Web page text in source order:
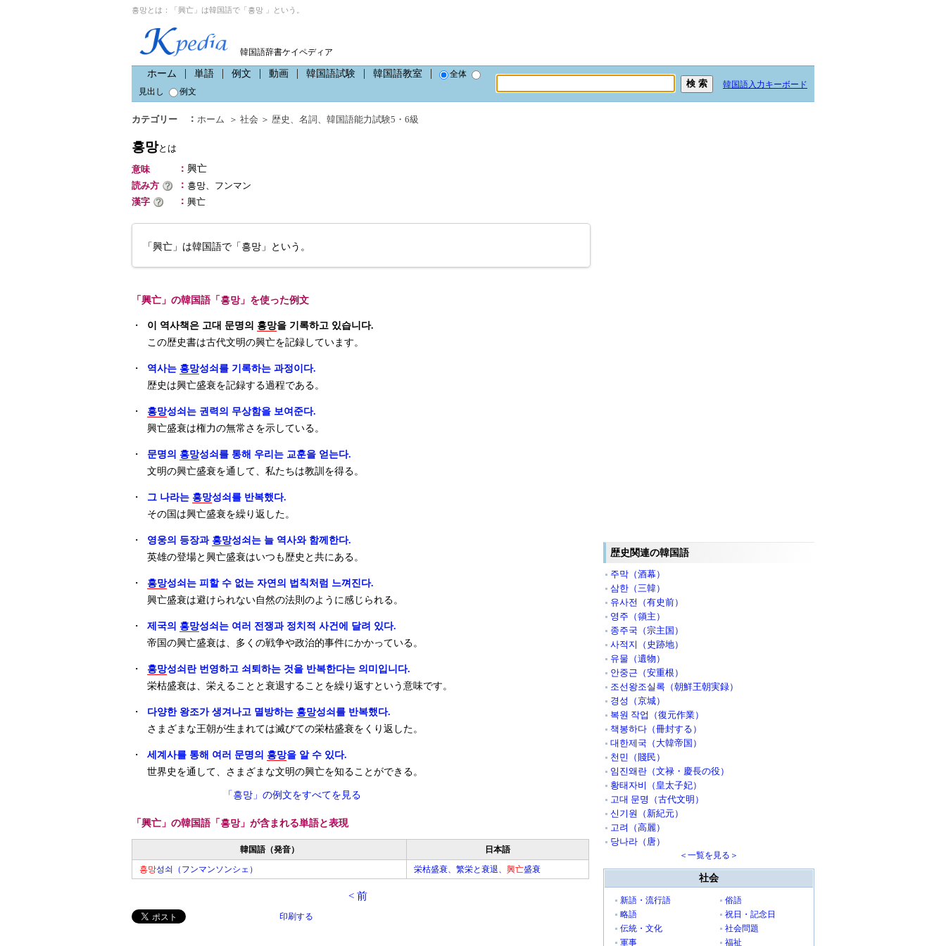
흥망とは：「興亡」は韓国語で「흥망 」という。
韓国語辞書ケイペディア
ホーム 単語 例文 動画 韓国語試験 韓国語教室
全体
見出し
例文
韓国語入力キーボード
カテゴリー ： ホーム ＞ 社会 ＞ 歴史 、 名詞 、 韓国語能力試験5・6級
흥망とは
意味
： 興亡
読み方
： 흥망、フンマン
漢字
： 興亡
「興亡」は韓国語で「흥망」という。
「興亡」の韓国語「흥망」を使った例文
・ 이 역사책은 고대 문명의 흥망을 기록하고 있습니다.
この歴史書は古代文明の興亡を記録しています。
・ 역사는 흥망성쇠를 기록하는 과정이다.
歴史は興亡盛衰を記録する過程である。
・ 흥망성쇠는 권력의 무상함을 보여준다.
興亡盛衰は権力の無常さを示している。
・ 문명의 흥망성쇠를 통해 우리는 교훈을 얻는다.
文明の興亡盛衰を通して、私たちは教訓を得る。
・ 그 나라는 흥망성쇠를 반복했다.
その国は興亡盛衰を繰り返した。
・ 영웅의 등장과 흥망성쇠는 늘 역사와 함께한다.
英雄の登場と興亡盛衰はいつも歴史と共にある。
・ 흥망성쇠는 피할 수 없는 자연의 법칙처럼 느껴진다.
興亡盛衰は避けられない自然の法則のように感じられる。
・ 제국의 흥망성쇠는 여러 전쟁과 정치적 사건에 달려 있다.
帝国の興亡盛衰は、多くの戦争や政治的事件にかかっている。
・ 흥망성쇠란 번영하고 쇠퇴하는 것을 반복한다는 의미입니다.
栄枯盛衰は、栄えることと衰退することを繰り返すという意味です。
・ 다양한 왕조가 생겨나고 멸방하는 흥망성쇠를 반복했다.
さまざまな王朝が生まれては滅びての栄枯盛衰をくり返した。
・ 세계사를 통해 여러 문명의 흥망을 알 수 있다.
世界史を通して、さまざまな文明の興亡を知ることができる。
「흥망」の例文をすべてを見る
「興亡」の韓国語「흥망」が含まれる単語と表現
韓国語（発音）
日本語
흥망성쇠（フンマンソンシェ） 栄枯盛衰、繁栄と衰退、 興亡盛衰
< 前
印刷する
歴史関連の韓国語
주막（酒幕）
삼한（三韓）
유사전（有史前）
영주（領主）
종주국（宗主国）
사적지（史跡地）
유물（遺物）
안중근（安重根）
조선왕조실록（朝鮮王朝実録）
경성（京城）
복원 작업（復元作業）
책봉하다（冊封する）
대한제국（大韓帝国）
천민（賤民）
임진왜란（文禄・慶長の役）
황태자비（皇太子妃）
고대 문명（古代文明）
신기원（新紀元）
고려（高麗）
당나라（唐）
＜一覧を見る＞
社会
新語・流行語
俗語
略語
祝日・記念日
伝統・文化
社会問題
軍事
福祉